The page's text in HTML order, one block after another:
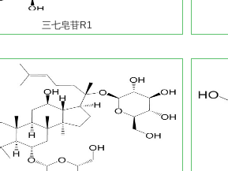
三七皂苷R1